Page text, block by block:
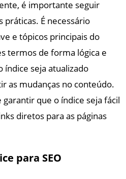
é importante seguir
práticas. É necessário
e tópicos principais do
termos de forma lógica e
índice seja atualizado
as mudanças no conteúdo.
que o índice seja fácil
diretos para as páginas
para SEO